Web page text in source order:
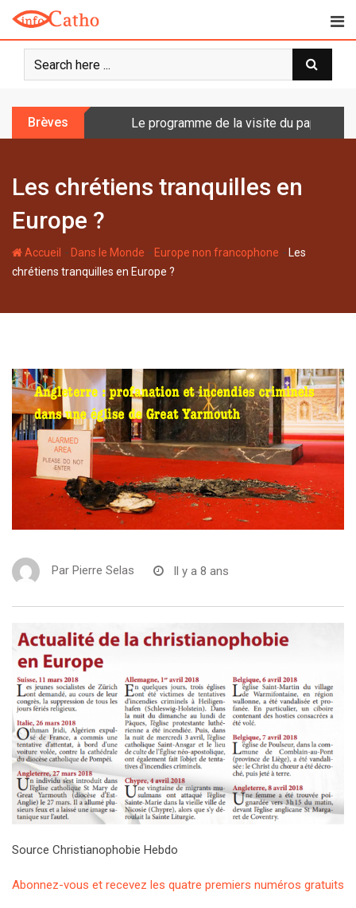
o
Brèves Le programme de la visite du pape en
Les chrétiens tranquilles en
Europe ?
Accueil - Dans le Monde - Europe non francophone - Les
chrétiens tranquilles en Europe ?
Par Pierre Selas Il y a 8 ans
Source Christianophobie Hebdo
Abonnez-vous et recevez les quatre premiers numéros gratuits